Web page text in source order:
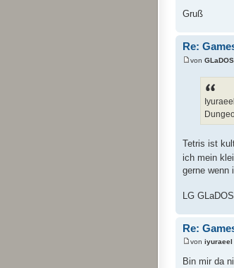
Gruß
Re:
von GLaDOS
Tetris ist
ich mein
gerne wenn
LG
Re:
von iyuraeel
Bin mir da